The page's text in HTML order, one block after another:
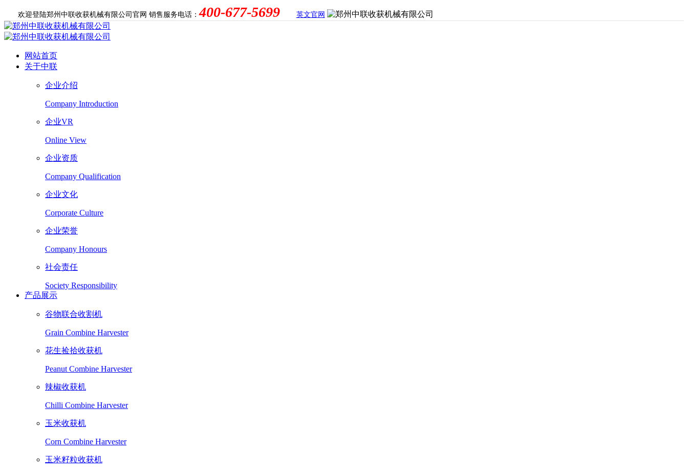
欢迎登陆郑州中联收获机械有限公司官网 销售服务电话：400-677-5699 英文官网
网站首页
关于中联
企业介绍
Company Introduction
企业VR
Online View
企业资质
Company Qualification
企业文化
Corporate Culture
企业荣誉
Company Honours
社会责任
Society Responsibility
产品展示
谷物联合收割机
Grain Combine Harvester
花生捡拾收获机
Peanut Combine Harvester
辣椒收获机
Chilli Combine Harvester
玉米收获机
Corn Combine Harvester
玉米籽粒收获机